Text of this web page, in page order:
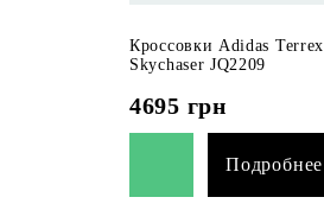
Кроссовки Adidas Terrex
Skychaser JQ2209
4695 грн
Подробнее